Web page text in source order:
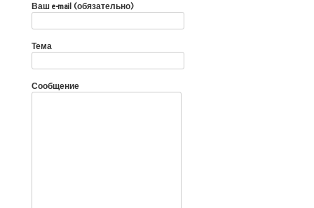
Ваш e-mail (обязательно)
Тема
Сообщение